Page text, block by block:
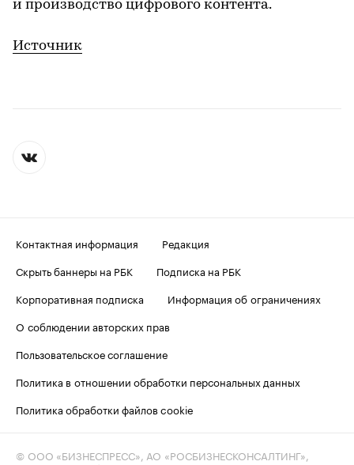
и производство цифрового контента.
Источник
Контактная информация
Редакция
Скрыть баннеры на РБК
Подписка на РБК
Корпоративная подписка
Информация об ограничениях
О соблюдении авторских прав
Пользовательское соглашение
Политика в отношении обработки персональных данных
Политика обработки файлов cookie
© ООО «БИЗНЕСПРЕСС», АО «РОСБИЗНЕСКОНСАЛТИНГ»,